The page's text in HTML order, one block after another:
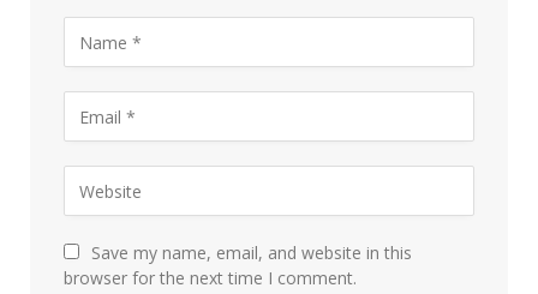
Save my name, email, and website in this
browser for the next time I comment.